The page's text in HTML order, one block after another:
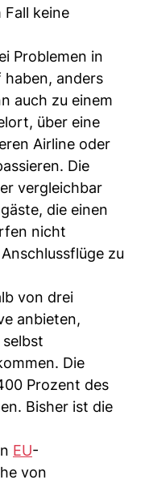
Fall keine
Problemen in
haben, anders
auch zu einem
über eine
Airline oder
Die
vergleichbar
die einen
nicht
zu
von drei
anbieten,
Die
Prozent des
Bisher ist die
EU-
von